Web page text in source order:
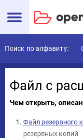
Поиск по алфавиту:
Файл с
Чем открыть,
Файл резервного
резервных копий